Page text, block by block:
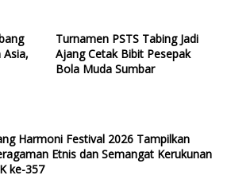
Turnamen PSTS Tabing Jadi
Ajang Cetak Bibit Pesepak
Bola Muda Sumbar
Harmoni Festival 2026 Tampilkan
Etnis dan Semangat Kerukunan
ke-357